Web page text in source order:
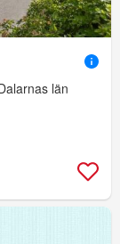
län